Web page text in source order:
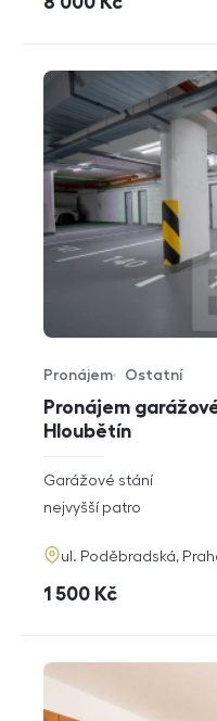
Pronájem
Hloubětín
Typ nabídky
Pronájem
Typ nemovitosti
Ostatní
rozměry
dispozice
Garážové stání
funkce
nejvyšší patro
adresa
ul. Poděbradská,
cena
1 500 Kč